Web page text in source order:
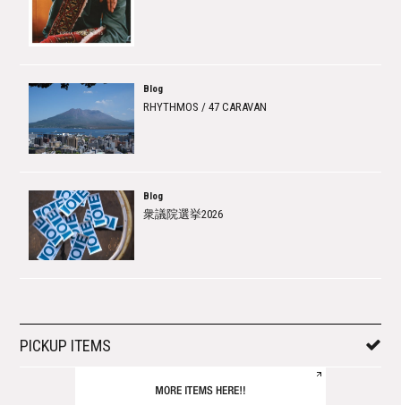
Blog
RHYTHMOS / 47 CARAVAN
Blog
衆議院選挙2026
PICKUP ITEMS